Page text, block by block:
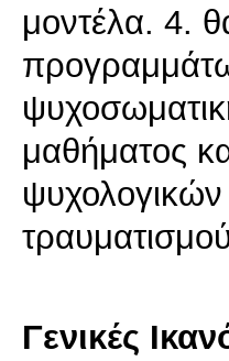
μοντέλα. 4.
μαθήματος
Γενικές